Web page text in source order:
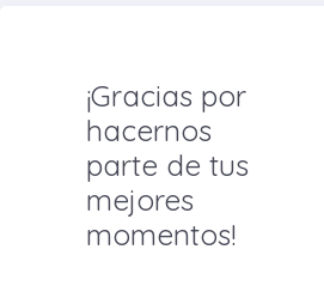
¡Gracias por
hacernos
parte de tus
mejores
momentos!